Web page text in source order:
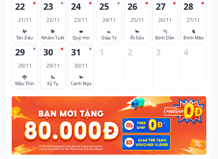
22
21/11
🐓
Tân Dậu
23
22/11
🐕
Nhâm Tuất
24
23/11
🐖
Quý Hợi
25
24/11
🐀
Giáp Tý
26
25/11
🐂
Ất Sửu
27
26/11
🐅
Bính Dần
28
27/11
🐈
Đinh Mão
29
28/11
🐉
Mậu Thìn
30
29/11
🐍
Kỷ Tỵ
31
30/11
🐎
Canh Ngọ
1 2 3 4